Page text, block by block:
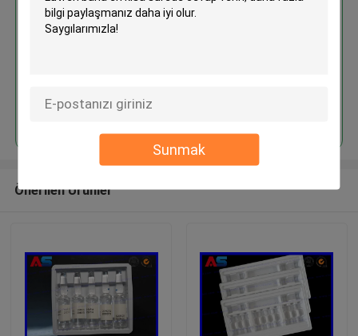
Sunmak
PVC Şeffaf Blister
Devam et
Önerilen Ürünler